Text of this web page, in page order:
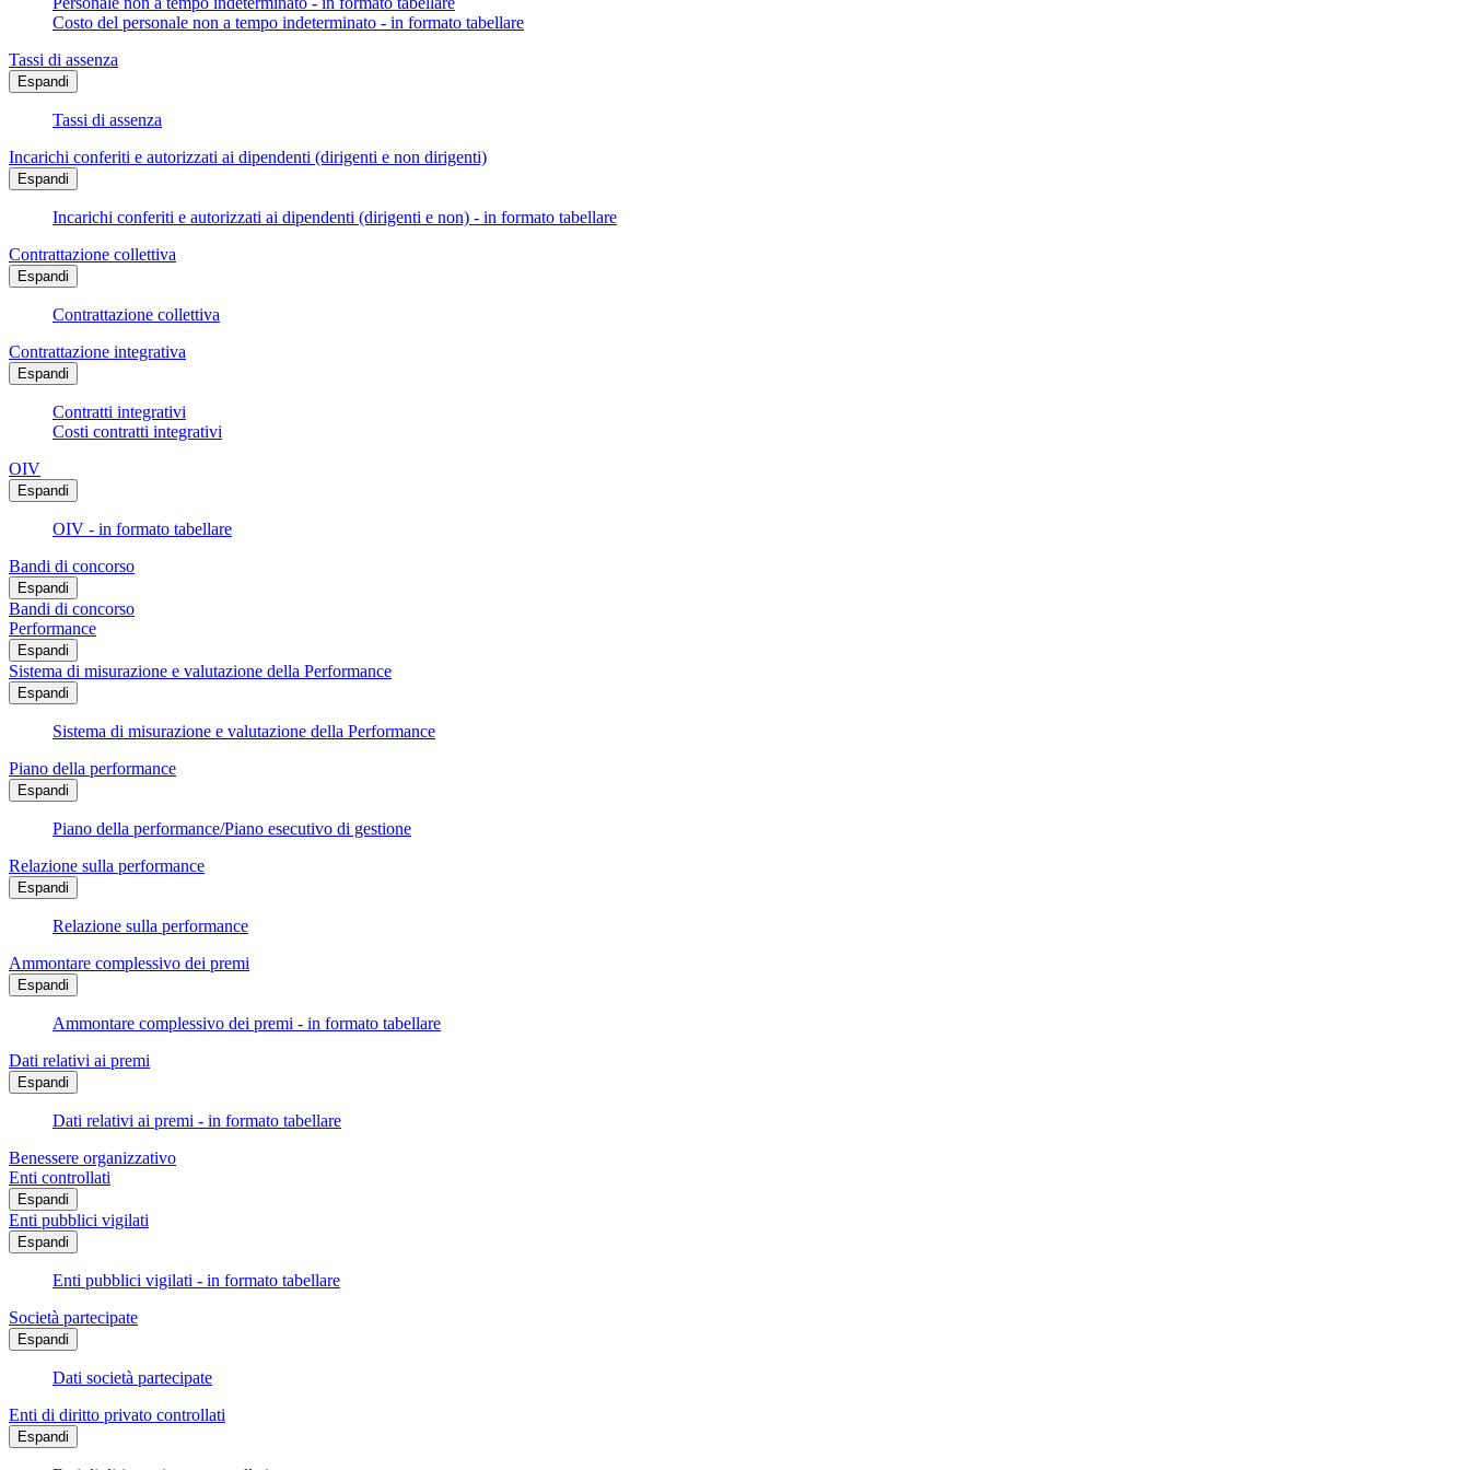
Costo del personale non a tempo indeterminato - in formato tabellare
Tassi di assenza
Espandi
Tassi di assenza
Incarichi conferiti e autorizzati ai dipendenti (dirigenti e non dirigenti)
Espandi
Incarichi conferiti e autorizzati ai dipendenti (dirigenti e non) - in formato tabellare
Contrattazione collettiva
Espandi
Contrattazione collettiva
Contrattazione integrativa
Espandi
Contratti integrativi
Costi contratti integrativi
OIV
Espandi
OIV - in formato tabellare
Bandi di concorso
Espandi
Bandi di concorso
Performance
Espandi
Sistema di misurazione e valutazione della Performance
Espandi
Sistema di misurazione e valutazione della Performance
Piano della performance
Espandi
Piano della performance/Piano esecutivo di gestione
Relazione sulla performance
Espandi
Relazione sulla performance
Ammontare complessivo dei premi
Espandi
Ammontare complessivo dei premi - in formato tabellare
Dati relativi ai premi
Espandi
Dati relativi ai premi - in formato tabellare
Benessere organizzativo
Enti controllati
Espandi
Enti pubblici vigilati
Espandi
Enti pubblici vigilati - in formato tabellare
Società partecipate
Espandi
Dati società partecipate
Enti di diritto privato controllati
Espandi